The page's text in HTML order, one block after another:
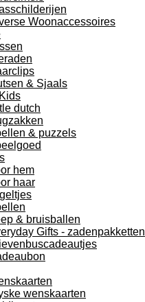
Woonaccessoires
& Sjaals
dutch
& puzzels
hem
haar
& bruisballen
Gifts - zadenpakketten
wenskaarten